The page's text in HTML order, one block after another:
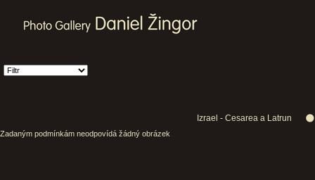
Izrael - Cesarea a Latrun
Zadaným podmínkám neodpovídá žádný obrázek